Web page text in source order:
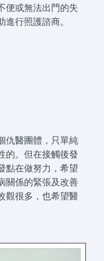
便或無法出門的失
行照護諮商。
仇醫團體，只單純
的。但在接觸後發
點在做努力，希望
關係的緊張及改善
觀很多，也希望醫